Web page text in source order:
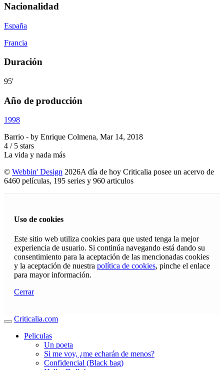
Nacionalidad
España
Francia
Duración
95'
Año de producción
1998
Barrio - by Enrique Colmena, Mar 14, 2018
4 / 5 stars
La vida y nada más
© Webbin' Design 2026A día de hoy Criticalia posee un acervo de
6460 películas, 195 series y 960 articulos
Uso de cookies
Este sitio web utiliza cookies para que usted tenga la mejor
experiencia de usuario. Si continúa navegando está dando su
consentimiento para la aceptación de las mencionadas cookies
y la aceptación de nuestra política de cookies, pinche el enlace
para mayor información.
Cerrar
Criticalia.com
Peliculas
Un poeta
Si me voy, ¿me echarán de menos?
Confidencial (Black bag)